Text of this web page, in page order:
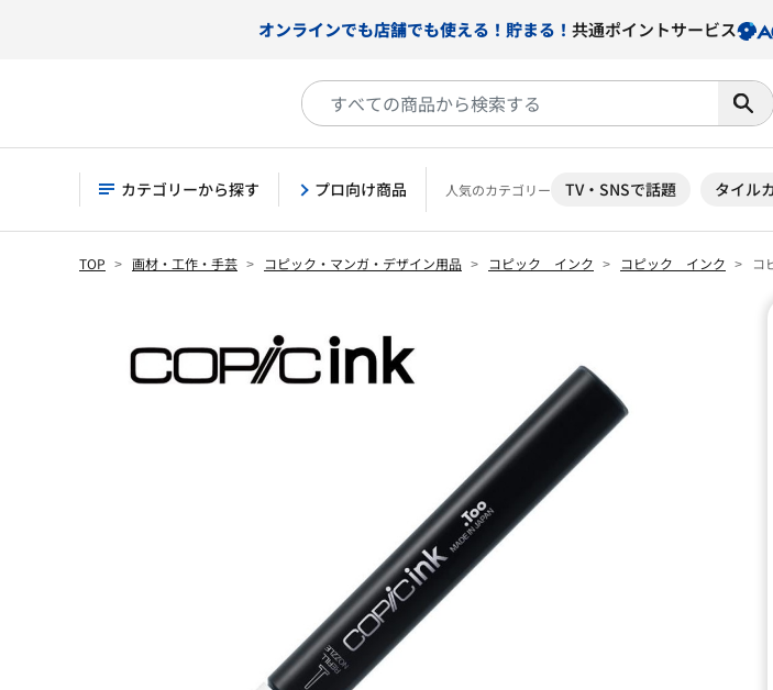
オンラインでも店舗でも使える！貯まる！ 共通ポイントサービス
カテゴリーから探す プロ向け商品 人気のカテゴリー TV・SNSで話題 タイル
TOP 画材・工作・手芸 コピック・マンガ・デザイン用品 コピック インク コピック インク コ